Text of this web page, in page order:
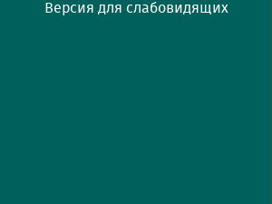
Версия для слабовидящих